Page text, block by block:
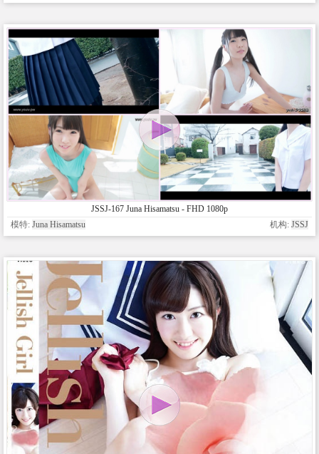
JSSJ-167 Juna Hisamatsu - FHD 1080p
模特: Juna Hisamatsu 机构: JSSJ